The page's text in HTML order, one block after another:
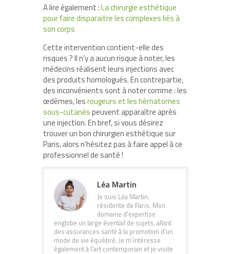
A lire également :La chirurgie esthétique
pour faire disparaitre les complexes liés à
son corps
Cette intervention contient-elle des
risques ? Il n’y a aucun risque à noter, les
médecins réalisent leurs injections avec
des produits homologués. En contrepartie,
des inconvénients sont à noter comme : les
œdèmes, lesrougeurs et les hématomes
sous-cutanéspeuvent apparaître après
une injection. En bref, si vous désirez
trouver un bon chirurgien esthétique sur
Paris, alors n’hésitez pas à faire appel à ce
professionnel de santé !
Léa Martin
Je suis Léa Martin,
résidente de Paris. Mon
domaine d'expertise
englobe un large éventail de sujets, allant
des assurances santé à la promotion d'un
mode de vie équilibré. Je m'intéresse
également à l'art contemporain et je visite